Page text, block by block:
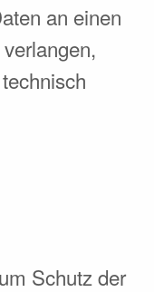
an einen
Schutz der